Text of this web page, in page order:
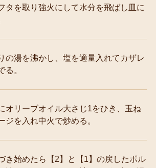
タを取り強火にして水分を飛ばし皿に
の湯を沸かし、塩を適量入れてカザレ
る。
オリーブオイル大さじ1をひき、玉ね
ジを入れ中火で炒める。
き始めたら【2】と【1】の戻したポル